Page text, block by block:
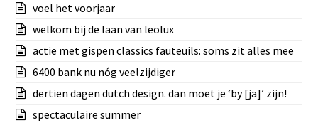
voel het voorjaar
welkom bij de laan van leolux
actie met gispen classics fauteuils: soms zit alles mee
6400 bank nu nóg veelzijdiger
dertien dagen dutch design. dan moet je ‘by [ja]’ zijn!
spectaculaire summer